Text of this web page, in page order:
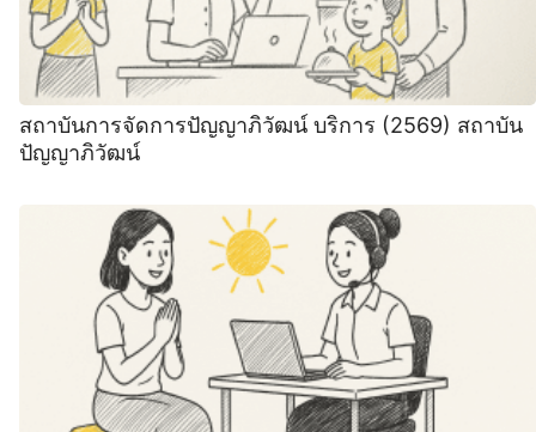
สถาบันการจัดการปัญญาภิวัฒน์ บริการ (2569) สถาบัน
ปัญญาภิวัฒน์